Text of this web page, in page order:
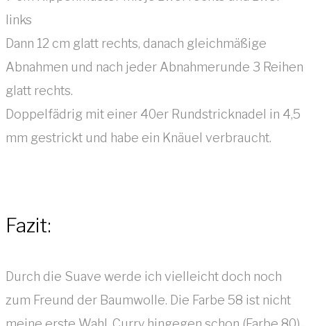
links
Dann 12 cm glatt rechts, danach gleichmäßige
Abnahmen und nach jeder Abnahmerunde 3 Reihen
glatt rechts.
Doppelfädrig mit einer 40er Rundstricknadel in 4,5
mm gestrickt und habe ein Knäuel verbraucht.
Fazit:
Durch die Suave werde ich vielleicht doch noch
zum Freund der Baumwolle. Die Farbe 58 ist nicht